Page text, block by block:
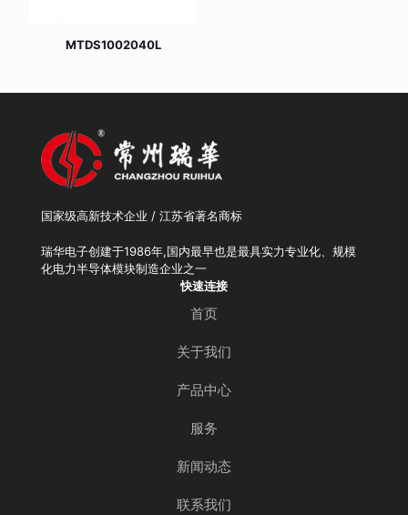
MTDS1002040L
国家级高新技术企业 / 江苏省著名商标
瑞华电子创建于1986年,国内最早也是最具实力专业化、规模
化电力半导体模块制造企业之一
快速连接
首页
关于我们
产品中心
服务
新闻动态
联系我们